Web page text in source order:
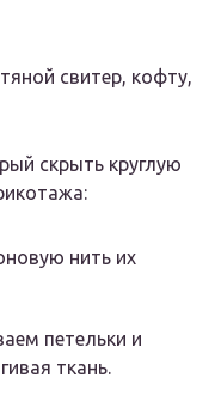
свитер, кофту,
скрыть круглую
нить их
петельки и
ткань.